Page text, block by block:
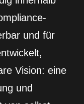
und für
Vision: eine
und